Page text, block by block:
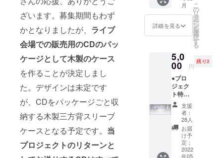
ざいます。募集期間もわず
かとなりましたが、 ライブ
会場での販売用のCDのパッ
ケージとして木製のケース
を作ることが決定しまし
た。デザインは未定です
が、CDをパッケージごと収
納する木製三方背スリーブ
ケースとなる予定です。 当
プロジェクトのリターンと
アーの
ものに
なりま
すの
ロジェ
クト特
製デザ
インの
ものを
お送り
しま
す。 ●
メン
バーか
らの御
礼のビ
デオレ
月
詳細を見る
こ
の
リ
タ
ー
ン
を
選
択
す
る
5,0
00 円
残り2
●プロ
ジェク
ト特製T
シャツ
(ML/限
定30枚)
サンプ
ル写真
は今年
のツ
支援
者：
28人
お届
け予
定：
2022
年05